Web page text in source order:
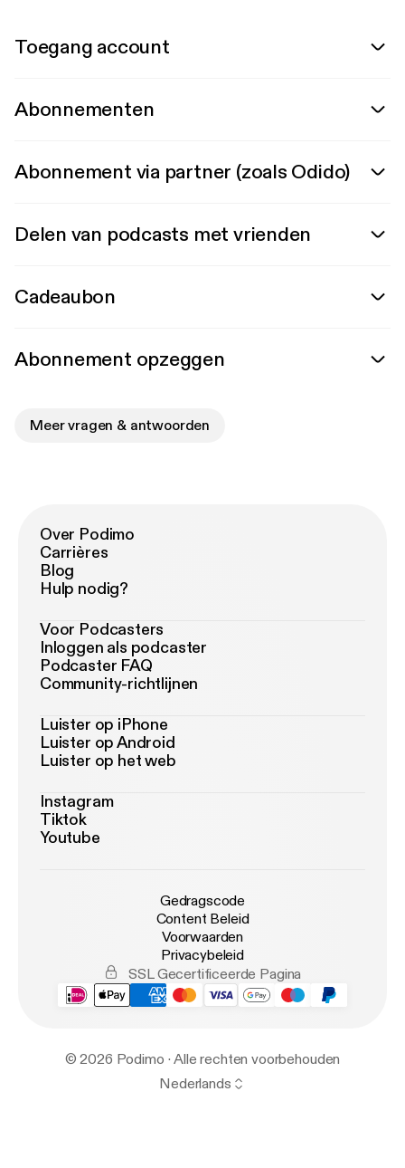
Toegang account
Abonnementen
Abonnement via partner (zoals Odido)
Delen van podcasts met vrienden
Cadeaubon
Abonnement opzeggen
Meer vragen & antwoorden
Over Podimo
Carrières
Blog
Hulp nodig?
Voor Podcasters
Inloggen als podcaster
Podcaster FAQ
Community-richtlijnen
Luister op iPhone
Luister op Android
Luister op het web
Instagram
Tiktok
Youtube
Gedragscode
Content Beleid
Voorwaarden
Privacybeleid
SSL Gecertificeerde Pagina
© 2026 Podimo · Alle rechten voorbehouden
Nederlands